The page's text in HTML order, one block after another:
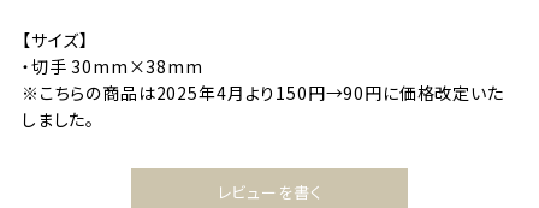
【サイズ】
・切手 30mm×38mm
※こちらの商品は2025年4月より150円→90円に価格改定いた
しました。
レビューを書く